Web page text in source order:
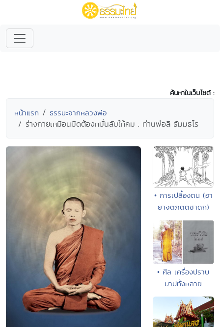
ค้นหาในเว็บไซต์ :
หน้าแรก ธรรมะจากหลวงพ่อ
ร่างกายเหมือนมีดต้องหมั่นลับให้คม : ท่านพ่อลี ธัมมธโร
• การเปลื้องตน (อา
ยาจิตภัตตชาดก)
• ศีล เครื่องปราบ
บาปทั้งหลาย